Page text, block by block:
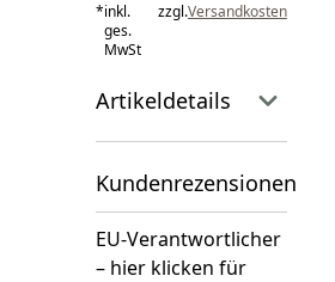
*inkl.
ges.
MwSt
zzgl.Versandkosten
Artikeldetails
Kundenrezensionen
EU-Verantwortlicher
– hier klicken für